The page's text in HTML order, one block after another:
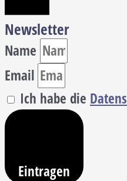
Newsletter
Name
Email
Ich habe die
Eintragen